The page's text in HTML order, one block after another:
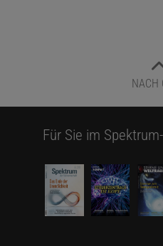
NACH
Für Sie im